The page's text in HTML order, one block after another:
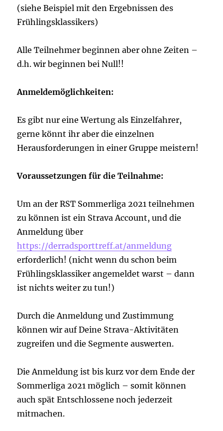
(siehe Beispiel mit den Ergebnissen des
Frühlingsklassikers)
Alle Teilnehmer beginnen aber ohne Zeiten –
d.h. wir beginnen bei Null!!
Anmeldemöglichkeiten:
Es gibt nur eine Wertung als Einzelfahrer,
gerne könnt ihr aber die einzelnen
Herausforderungen in einer Gruppe meistern!
Voraussetzungen für die Teilnahme:
Um an der RST Sommerliga 2021 teilnehmen
zu können ist ein Strava Account, und die
Anmeldung über
https://derradsporttreff.at/anmeldung
erforderlich! (nicht wenn du schon beim
Frühlingsklassiker angemeldet warst – dann
ist nichts weiter zu tun!)
Durch die Anmeldung und Zustimmung
können wir auf Deine Strava-Aktivitäten
zugreifen und die Segmente auswerten.
Die Anmeldung ist bis kurz vor dem Ende der
Sommerliga 2021 möglich – somit können
auch spät Entschlossene noch jederzeit
mitmachen.